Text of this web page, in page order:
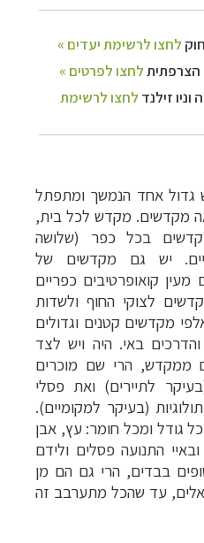
גדול אחד הנמשך ומתפתל
מקדשים. מקדש לכל בית,
בכל כפר (שלושה
יש גם מקדשים של
מעין קואופרטיבים כפריים
לצוקי החוף ולשדות
מקדשים קטנים וגדולים
באי. היה ויש לצד
ממקדש, הרי שם מוכרים
לתיירים) ואת פסלי
(בעיקר למקומיים).
גודל ומכל חומר: עץ, אבן
התנועה פסלים ולידם
בבדים, הרי גם הם מן
עד שהכל מתערבב זה